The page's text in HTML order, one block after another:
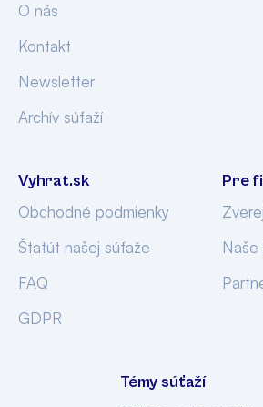
O nás
Kontakt
Newsletter
Archív súťaží
Vyhrat.sk
Obchodné podmienky
Štatút našej súťaže
FAQ
GDPR
Pre
Témy súťaží